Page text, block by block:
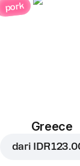
pork
Greece
dari IDR